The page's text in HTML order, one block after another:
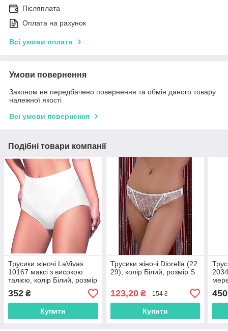
Післяплата
Оплата на рахунок
Всі умови оплати
Умови повернення
Законом не передбачено повернення та обмін даного товару
належної якості
Всі умови повернення
Подібні товари компанії
Трусики жіночі LaVivas
10167 максі з високою
талією, колір Білий, розмір
XXL
352 ₴
Купити
Трусики жіночі Diorella (22
29), колір Білий, розмір S
123,20₴ 154 ₴
Купити
450